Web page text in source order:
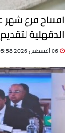
افتتاح فرع
الدقهلية